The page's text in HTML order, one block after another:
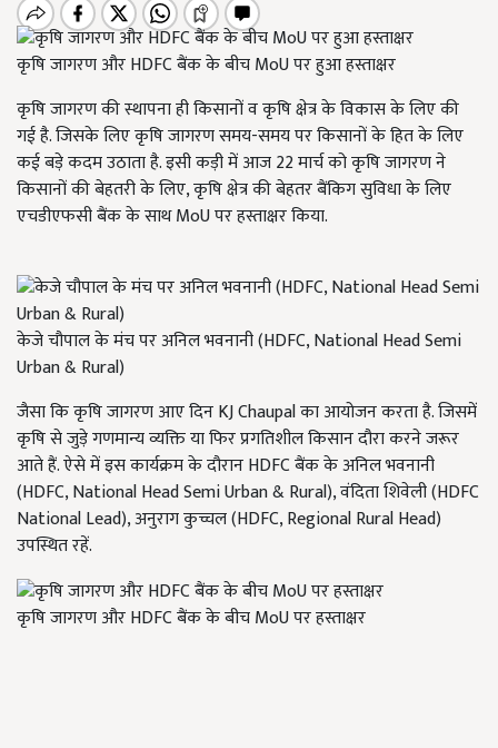
कृषि जागरण और HDFC बैंक के बीच MoU पर हुआ हस्ताक्षर
कृषि जागरण की स्थापना ही किसानों व कृषि क्षेत्र के विकास के लिए की
गई है. जिसके लिए कृषि जागरण समय-समय पर किसानों के हित के लिए
कई बड़े कदम उठाता है. इसी कड़ी में आज 22 मार्च को कृषि जागरण ने
किसानों की बेहतरी के लिए, कृषि क्षेत्र की बेहतर बैंकिग सुविधा के लिए
एचडीएफसी बैंक के साथ MoU पर हस्ताक्षर किया.
केजे चौपाल के मंच पर अनिल भवनानी (HDFC, National Head Semi
Urban & Rural)
जैसा कि कृषि जागरण आए दिन KJ Chaupal का आयोजन करता है. जिसमें
कृषि से जुड़े गणमान्य व्यक्ति या फिर प्रगतिशील किसान दौरा करने जरूर
आते हैं. ऐसे में इस कार्यक्रम के दौरान HDFC बैंक के अनिल भवनानी
(HDFC, National Head Semi Urban & Rural), वंदिता शिवेली (HDFC
National Lead), अनुराग कुच्चल (HDFC, Regional Rural Head)
उपस्थित रहें.
कृषि जागरण और HDFC बैंक के बीच MoU पर हस्ताक्षर